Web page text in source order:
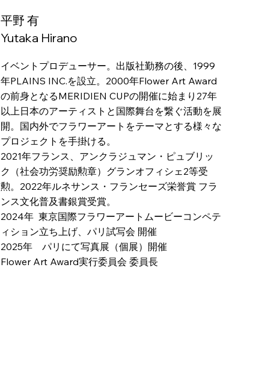
平野 有
Yutaka Hirano
イベントプロデューサー。出版社勤務の後、1999
年PLAINS INC.を設立。2000年Flower Art Award
の前身となるMERIDIEN CUPの開催に始まり27年
以上日本のアーティストと国際舞台を繋ぐ活動を展
開。国内外でフラワーアートをテーマとする様々な
プロジェクトを手掛ける。
2021年フランス、アンクラジュマン・ピュブリッ
ク（社会功労奨励勲章）グランオフィシェ2等受
勲。2022年ルネサンス・フランセーズ栄誉賞 フラ
ンス文化普及書銀賞受賞。
2024年 東京国際フラワーアートムービーコンペテ
ィション立ち上げ、パリ試写会 開催
2025年 パリにて写真展（個展）開催
Flower Art Award実行委員会 委員長